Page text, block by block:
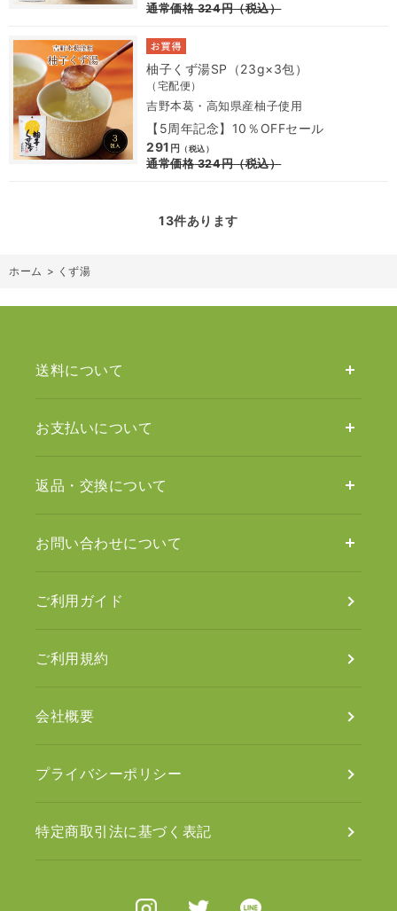
通常価格324円（税込）
柚子くず湯SP（23g×3包）
（宅配便）
吉野本葛・高知県産柚子使用
【5周年記念】10％OFFセール
291 円 （税込）
通常価格324円（税込）
13件あります
ホーム > くず湯
送料について
お支払いについて
返品・交換について
お問い合わせについて
ご利用ガイド
ご利用規約
会社概要
プライバシーポリシー
特定商取引法に基づく表記
Instagram